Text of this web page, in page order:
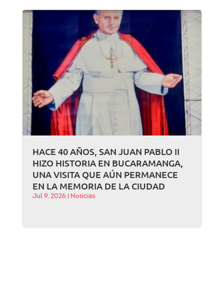
HACE 40 AÑOS, SAN JUAN PABLO II
HIZO HISTORIA EN BUCARAMANGA,
UNA VISITA QUE AÚN PERMANECE
EN LA MEMORIA DE LA CIUDAD
Jul 9, 2026 Noticias